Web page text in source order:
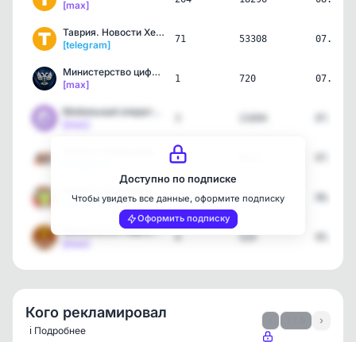
[max]
Таврия. Новости Херсонск…
[telegram]
71 53308
Министерство цифрового р…
[max]
1 720
16
[telegram]
7 15834
Минсельхоз Херсонской об…
4 524
Доступно по подписке
Чтобы увидеть все данные, оформите подписку
Оформить подписку
Кого рекламировал
ℹ️ Подробнее
›